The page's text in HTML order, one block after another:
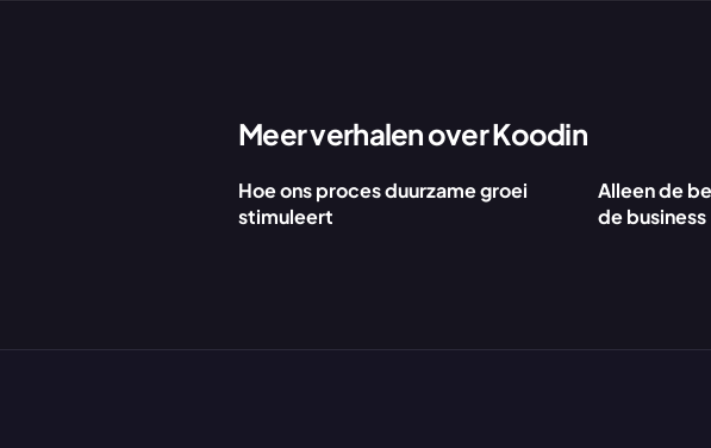
Meer verhalen over Koodin
Hoe ons proces duurzame groei
stimuleert
Alleen de
de business